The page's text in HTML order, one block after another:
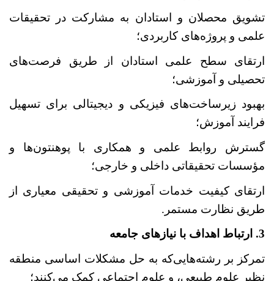
تشویق محصلان و استادان به مشارکت در تحقیقات
علمی و پروژه‌های کاربردی؛
ارتقای سطح علمی استادان از طریق فرصت‌های
تحصیلی و آموزشی؛
بهبود زیرساخت‌های فیزیکی و دیجیتالی برای تسهیل
فرایند آموزش؛
گسترش روابط علمی و همکاری با پوهنتون‌ها و
مؤسسات تحقیقاتی داخلی و خارجی؛
ارتقای کیفیت خدمات آموزشی و تحقیقی معیاری از
طریق نظارت مستمر.
3. ارتباط اهداف با نیازهای جامعه
تمرکز بر رشته‌هاییکه به حل مشکلات اساسی منطقه
نظیر علوم طبیعی، و علوم اجتماعی کمک می‌کنند؛